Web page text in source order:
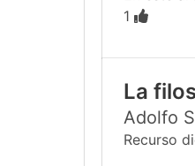
1
La
Adolfo
Recurso